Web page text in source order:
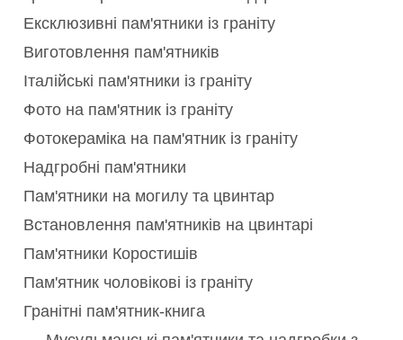
Ексклюзивні пам'ятники із граніту
Виготовлення пам'ятників
Італійські пам'ятники із граніту
Фото на пам'ятник із граніту
Фотокераміка на пам'ятник із граніту
Надгробні пам'ятники
Пам'ятники на могилу та цвинтар
Встановлення пам'ятників на цвинтарі
Пам'ятники Коростишів
Пам'ятник чоловікові із граніту
Гранітні пам'ятник-книга